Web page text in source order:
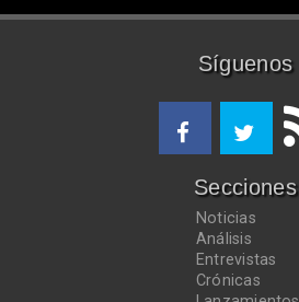
Síguenos
Secciones
Noticias
Análisis
Entrevistas
Crónicas